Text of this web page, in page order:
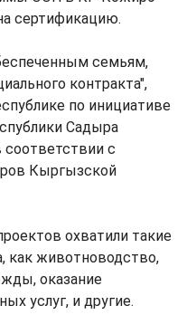
сертификацию.
семьям,
контракта",
по инициативе
Садыра
с
Кыргызской
охватили такие
как животноводство,
оказание
услуг, и другие.